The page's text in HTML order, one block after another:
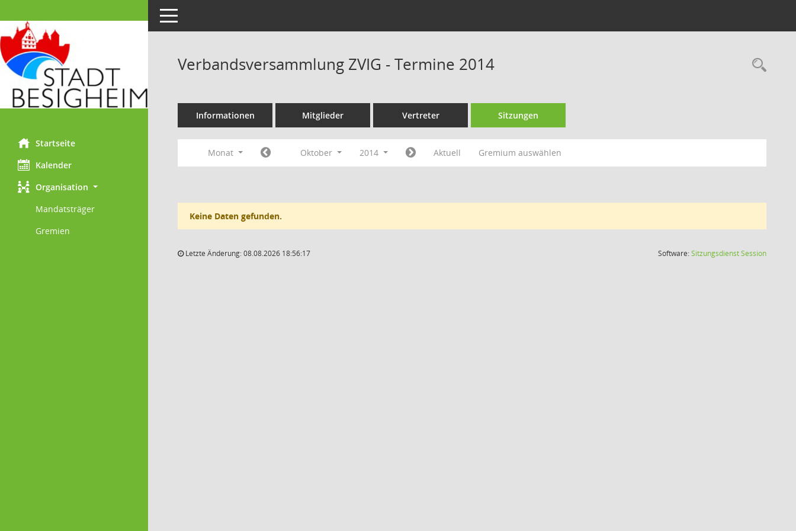
Startseite
Kalender
Organisation
Mandatsträger
Gremien
Toggle navigation
Verbandsversammlung ZVIG - Termine 2014
Informationen Mitglieder Vertreter Sitzungen
Monat Oktober 2014 Aktuell Gremium auswählen
Keine Daten gefunden.
Letzte Änderung: 08.08.2026 18:56:17 Software:SitzungsdienstSession(Wird in